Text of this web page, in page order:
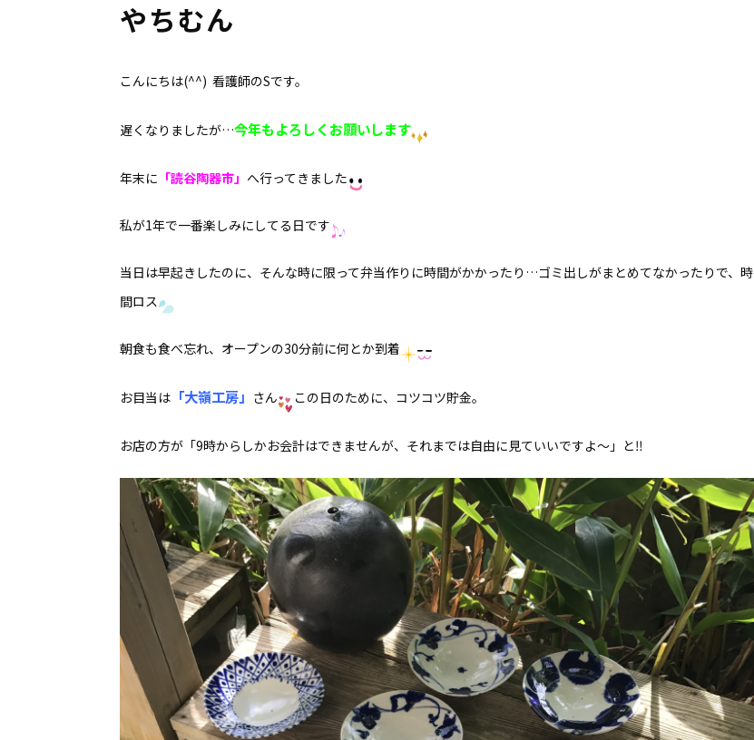
やちむん
こんにちは(^^) 看護師のSです。
遅くなりましたが…今年もよろしくお願いします
年末に 「読谷陶器市」 へ行ってきました
私が1年で一番楽しみにしてる日です
当日は早起きしたのに、そんな時に限って弁当作りに時間がかかったり…ゴミ出しがまとめてなかったりで、時
間ロス
朝食も食べ忘れ、オープンの30分前に何とか到着
お目当は 「大嶺工房」 さん この日のために、コツコツ貯金。
お店の方が「9時からしかお会計はできませんが、それまでは自由に見ていいですよ〜」と‼︎